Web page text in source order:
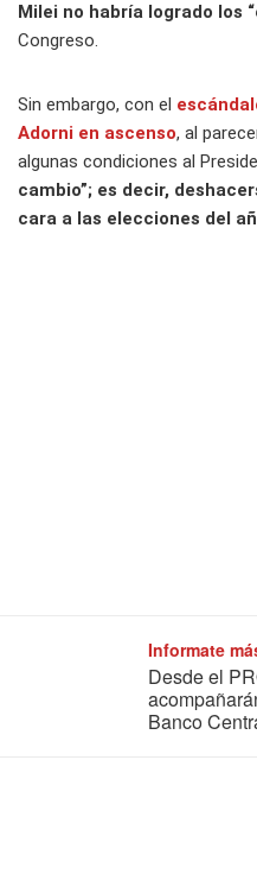
Milei no habría logrado los
Congreso.
Sin embargo, con el
Adorni en ascenso, al
algunas condiciones al
cambio”; es decir,
cara a las elecciones del
Informate
Desde el
Banco